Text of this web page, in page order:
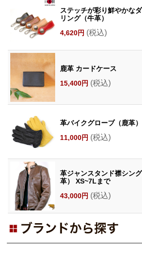
ステッチが彩り鮮やかな
リング（牛革）
4,620円 (税込)
鹿革 カードケース
15,400円 (税込)
革バイクグローブ（鹿革
11,000円 (税込)
革ジャンスタンド襟シン
革） XS~7Lまで
43,000円 (税込)